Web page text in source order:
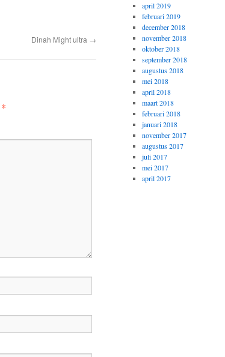
Dinah Might ultra →
*
april 2019
februari 2019
december 2018
november 2018
oktober 2018
september 2018
augustus 2018
mei 2018
april 2018
maart 2018
februari 2018
januari 2018
november 2017
augustus 2017
juli 2017
mei 2017
april 2017